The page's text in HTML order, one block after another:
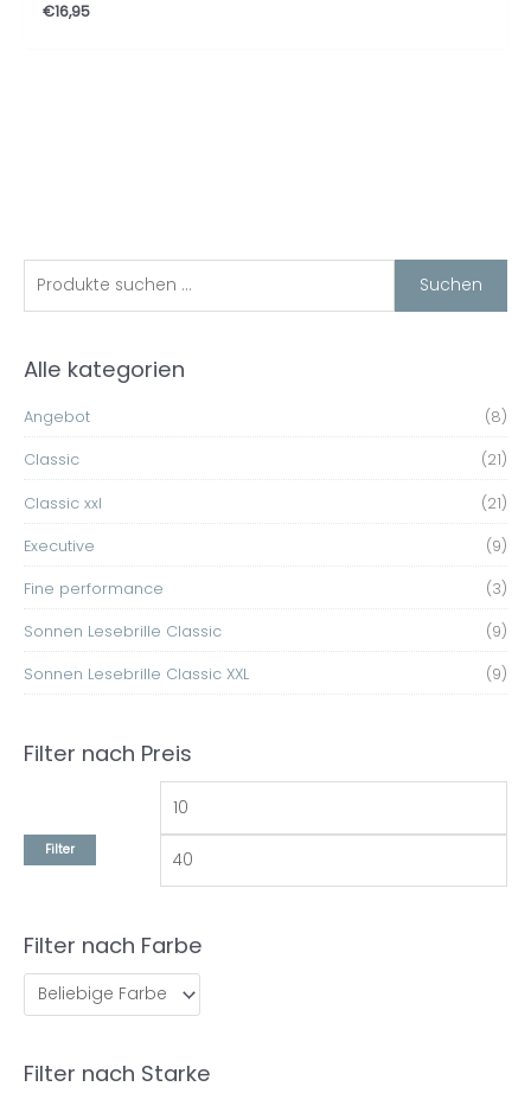
u
h
e
n
a
c
h
:
Suchen
Alle kategorien
Angebot (8)
Classic (21)
Classic xxl (21)
Executive (9)
Fine performance (3)
Sonnen Lesebrille Classic (9)
Sonnen Lesebrille Classic XXL (9)
Filter nach Preis
.
s
s
Filter
Filter nach Farbe
Filter nach Starke
€16,95